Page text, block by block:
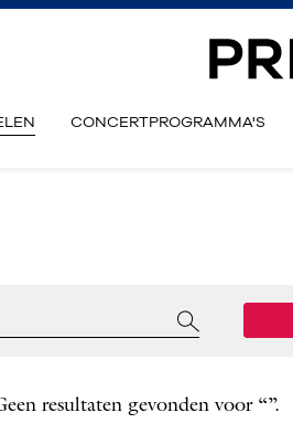
CONCERTPROGRAMMA'S
resultaten gevonden voor “”.